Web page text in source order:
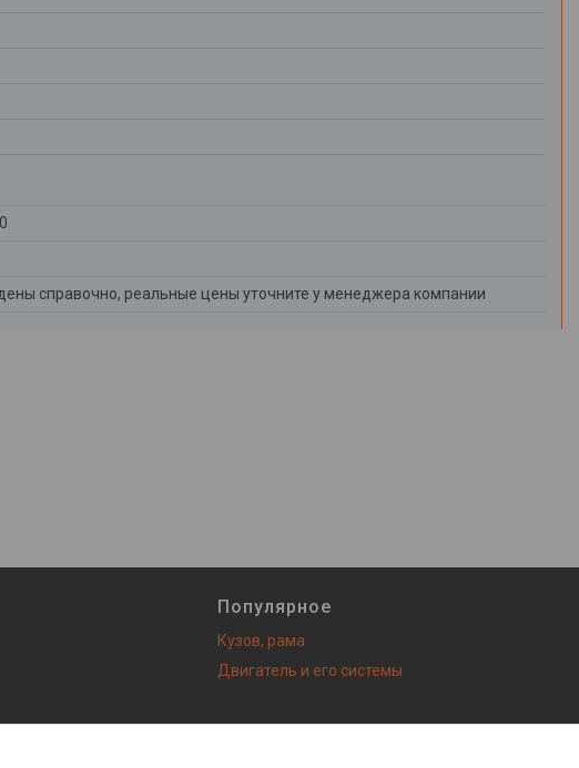
справочно, реальные цены уточните у менеджера компании
Популярное
Кузов, рама
Двигатель и его системы